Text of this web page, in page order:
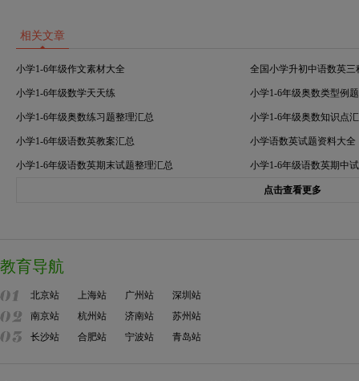
相关文章
小学1-6年级作文素材大全 全国小学升初中语数英三
小学1-6年级数学天天练 小学1-6年级奥数类型例
小学1-6年级奥数练习题整理汇总 小学1-6年级奥数知识点
小学1-6年级语数英教案汇总 小学语数英试题资料大全
小学1-6年级语数英期末试题整理汇总 小学1-6年级语数英期中
点击查看更多
教育导航
北京站 上海站 广州站
深圳站
南京站
杭州站 济南站
苏州站
长沙站
合肥站 宁波站 青岛站